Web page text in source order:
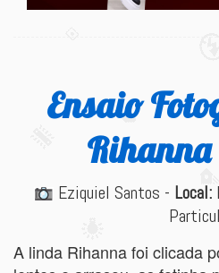
Ensaio
Eziquiel Santos - Local:
A linda Rihanna foi clicada